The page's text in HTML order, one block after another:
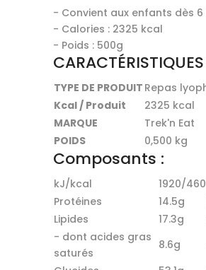
- Convient aux enfants dès 6
- Calories : 2325 kcal
- Poids : 500g
TYPE DE PRODUIT Repas
Kcal / Produit
2325 kcal
MARQUE
Trek'n Eat
POIDS
0,500 kg
Composants :
kJ/kcal 1920/460
Protéines
14.5g
Lipides
17.3g
- dont acides gras
saturés
8.6g